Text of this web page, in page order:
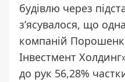
будівлю через
з’ясувалося, що
компаній
Інвестмент
до рук 56,28%